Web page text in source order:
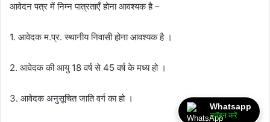
आवेदन पत्र में निम्न पात्रताएँ होना आवश्यक है –
1. आवेदक म.प्र. स्थानीय निवासी होना आवश्यक है ।
2. आवेदक की आयु 18 वर्ष से 45 वर्ष के मध्य हो ।
3. आवेदक अनुसूचित जाति वर्ग का हो ।
Whatsapp
ज्वॉइन करें